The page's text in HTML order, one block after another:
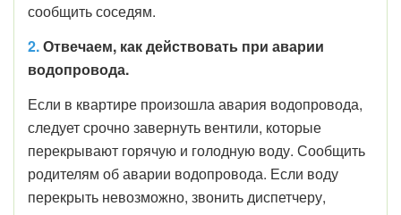
сообщить соседям.
2.Отвечаем, как действовать при аварии
водопровода.
Если в квартире произошла авария водопровода,
следует срочно завернуть вентили, которые
перекрывают горячую и голодную воду. Сообщить
родителям об аварии водопровода. Если воду
перекрыть невозможно, звонить диспетчеру,